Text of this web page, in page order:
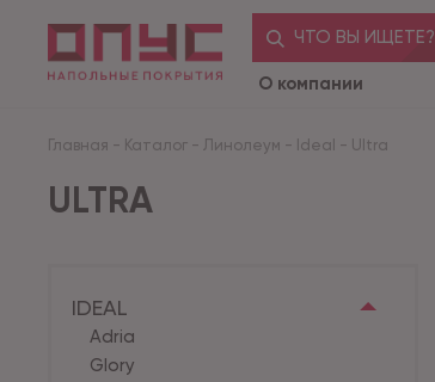
ЧТО ВЫ ИЩЕТЕ?
О компании
Главная - Каталог - Линолеум - Ideal - Ultra
ULTRA
IDEAL
Adria
Glory